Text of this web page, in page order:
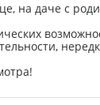
на даче с